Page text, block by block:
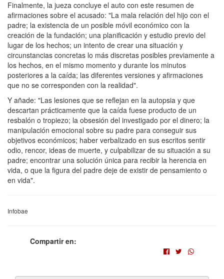
Finalmente, la jueza concluye el auto con este resumen de
afirmaciones sobre el acusado: "La mala relación del hijo con el
padre; la existencia de un posible móvil económico con la
creación de la fundación; una planificación y estudio previo del
lugar de los hechos; un intento de crear una situación y
circunstancias concretas lo más discretas posibles previamente a
los hechos, en el mismo momento y durante los minutos
posteriores a la caída; las diferentes versiones y afirmaciones
que no se corresponden con la realidad".
Y añade: "Las lesiones que se reflejan en la autopsia y que
descartan prácticamente que la caída fuese producto de un
resbalón o tropiezo; la obsesión del investigado por el dinero; la
manipulación emocional sobre su padre para conseguir sus
objetivos económicos; haber verbalizado en sus escritos sentir
odio, rencor, ideas de muerte, y culpabilizar de su situación a su
padre; encontrar una solución única para recibir la herencia en
vida, o que la figura del padre deje de existir de pensamiento o
en vida".
Infobae
Compartir en: